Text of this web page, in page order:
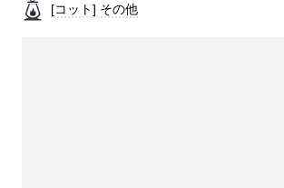
[コット] その他